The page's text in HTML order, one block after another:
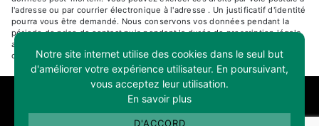
l'adresse ou par courrier électronique à l'adresse . Un justificatif d'identité
pourra vous être demandé. Nous conservons vos données pendant la
période de prise de contact puis pendant la durée de prescription légale
aux fins probatoires et de gestion des contentieux. Consultez le site
cnil.fr pour plus d’informations sur vos droits.
RECHERCHES FRÉQUENTES
Notre site internet utilise des cookies dans le seul but
d'améliorer votre expérience utilisateur. En poursuivant,
vous acceptez leur utilisation.
En savoir plus
D'ACCORD